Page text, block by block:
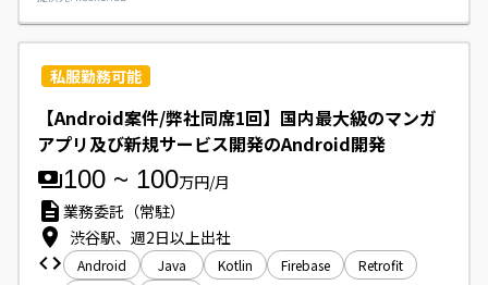
技術面をリードし、チーム内の英語環境において関係者と調
整しながら進行および納期管理もお願いいたします。
私服勤務可能
【Android案件/弊社同席1回】国内最大級のマンガ
アプリ及び新規サービス開発のAndroid開発
100 ~ 100万円/月
業務委託（常駐）
渋谷駅、週2日以上出社
Android Java Kotlin Firebase Retrofit